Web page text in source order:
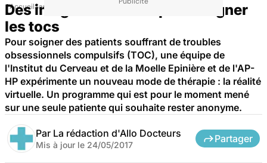
AccueilSanté
Des images virtuelles pour soigner
les tocs
Pour soigner des patients souffrant de troubles
obsessionnels compulsifs (TOC), une équipe de
l'Institut du Cerveau et de la Moelle Epinière et de l'AP-
HP expérimente un nouveau mode de thérapie : la réalité
virtuelle. Un programme qui est pour le moment mené
sur une seule patiente qui souhaite rester anonyme.
Par La rédaction d'Allo Docteurs
Mis à jour le 24/05/2017
Partager